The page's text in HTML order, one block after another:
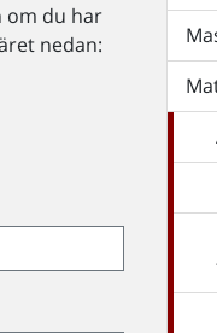
om du har
nedan: